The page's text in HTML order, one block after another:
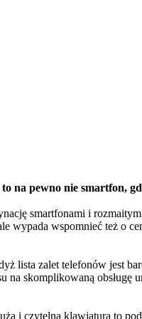
na pewno nie smartfon,
smartfonami i
wypada wspomnieć też o
lista zalet telefonów jest
skomplikowaną obsługę
i czytelna klawiatura to